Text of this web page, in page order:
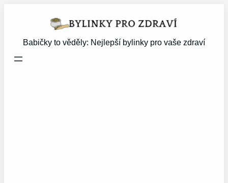
Babičky to věděly: Nejlepší bylinky pro vaše zdraví